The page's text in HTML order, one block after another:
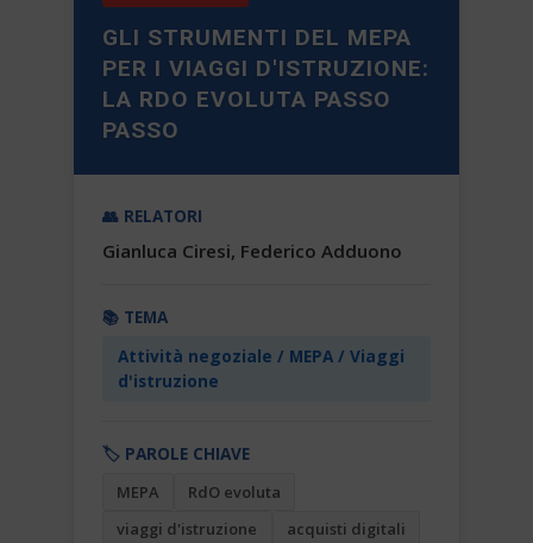
GLI STRUMENTI DEL MEPA
PER I VIAGGI D'ISTRUZIONE:
LA RDO EVOLUTA PASSO
PASSO
👥 RELATORI
Gianluca Ciresi, Federico Adduono
📚 TEMA
Attività negoziale / MEPA / Viaggi
d'istruzione
🏷️ PAROLE CHIAVE
MEPA
RdO evoluta
viaggi d'istruzione
acquisti digitali